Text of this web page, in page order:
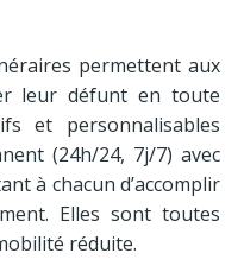
permettent aux
leur défunt en toute
et personnalisables
(24h/24, 7j/7) avec
à chacun d’accomplir
Elles sont toutes
réduite.